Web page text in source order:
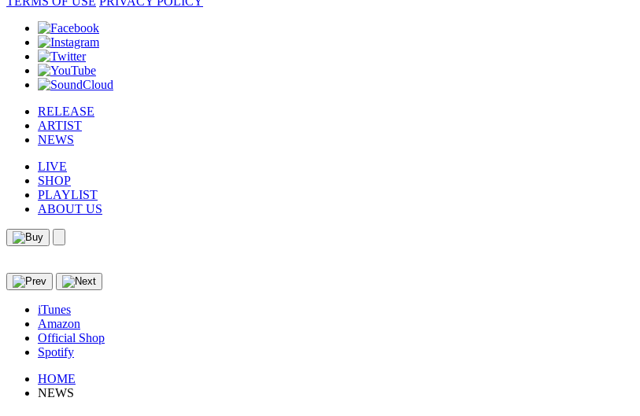
RELEASE
ARTIST
NEWS
LIVE
SHOP
PLAYLIST
ABOUT US
iTunes
Amazon
Official Shop
Spotify
HOME
NEWS